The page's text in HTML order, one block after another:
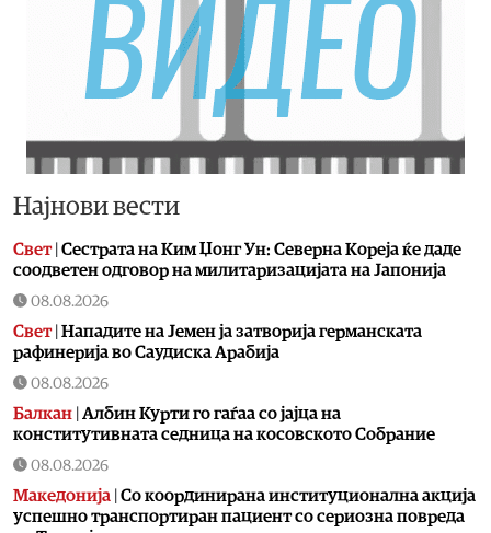
Најнови вести
Свет| Сестрата на Ким Џонг Ун: Cеверна Кореја ќе даде
соодветен одговор на милитаризацијата на Јапонија
08.08.2026
Свет| Нападите на Јемен ја затворија германската
рафинерија во Саудиска Арабија
08.08.2026
Балкан Албин Курти го гаѓаа со јајца на
конститутивната седница на косовското Собрание
08.08.2026
Македонија Со координирана институционална акција
успешно транспортиран пациент со сериозна повреда